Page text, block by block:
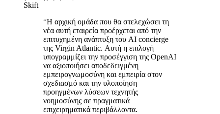
Skift
“Η αρχική ομάδα που θα στελεχώσει τη
νέα αυτή εταιρεία προέρχεται από την
επιτυχημένη ανάπτυξη του AI concierge
της Virgin Atlantic. Αυτή η επιλογή
υπογραμμίζει την προσέγγιση της OpenAI
να αξιοποιήσει αποδεδειγμένη
εμπειρογνωμοσύνη και εμπειρία στον
σχεδιασμό και την υλοποίηση
προηγμένων λύσεων τεχνητής
νοημοσύνης σε πραγματικά
επιχειρηματικά περιβάλλοντα.